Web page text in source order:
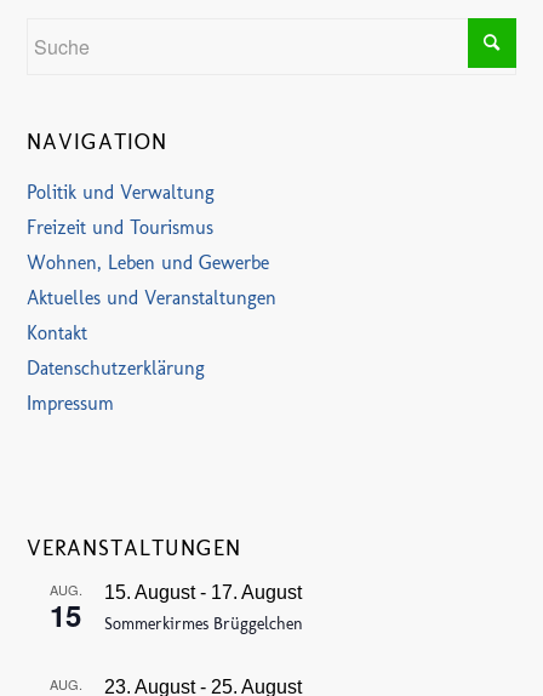
NAVIGATION
Politik und Verwaltung
Freizeit und Tourismus
Wohnen, Leben und Gewerbe
Aktuelles und Veranstaltungen
Kontakt
Datenschutzerklärung
Impressum
VERANSTALTUNGEN
AUG.
15
15. August- 17. August
Sommerkirmes Brüggelchen
AUG. 23. August- 25. August